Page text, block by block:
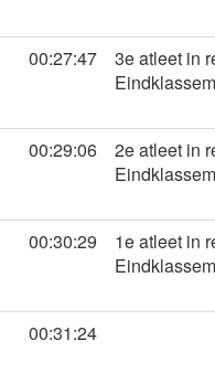
00:27:47
3e atleet in
00:29:06
2e atleet in
00:30:29
1e atleet in
00:31:24